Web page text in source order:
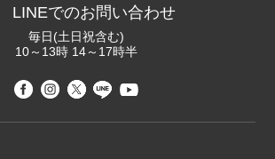
LINEでのお問い合わせ
毎日(土日祝含む)
10～13時 14～17時半